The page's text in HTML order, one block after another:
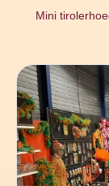
Mini